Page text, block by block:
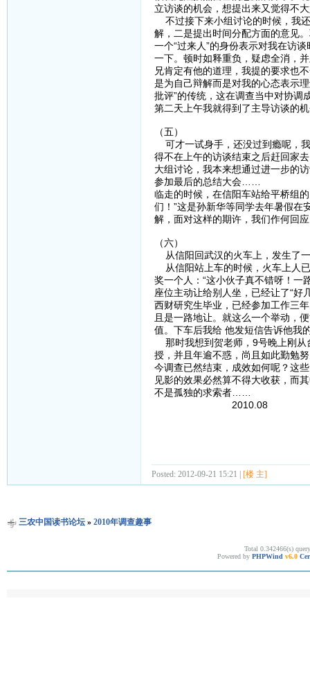
立访谈的机会，想提出来又觉得不
不过接下来小组讨论的时候，我
解，二是提出时间分配方面的意见
一个“过来人”的身份表示对我在访
一下。顿时如释重负，疑虑全消，
兄肯定有他的道理，我提的要求也
是为自己辩解而是对我的心态表示
批评”的传统，这在调查当中对协调
第二天上午我就得到了主导访谈的
（五）
可才一试身手，还没过到瘾呢，
得不在上午的访谈结束之后赶回家
大组讨论，我本来想通过进一步的
参加最后的总结大会……
临走的时候，在信阳车站给平桥组
们！”这是孙新华等同学去年暑假在
解，面对这样的期许，我们作何回
（六）
从信阳回武汉的火车上，发生了
从信阳站上车的时候，火车上人
奖一个人：“这小伙子真不错呀！
座位主动让给别人坐，已经让了“好
西财研究生毕业，已经参加工作三
且是一路地让。就这么一个举动，
值。下车后我给 他发短信告诉他
那时我想到贺老师，9号晚上刚从
授，并且年逾不惑，尚且如此勤勉
今调查已然结束，成效如何呢？这
见影的效果必然算不得大收获，而
不是孤独的求索者……
2010.08
Posted: 2012-09-21 15:21 | [楼 主]
三农中国读书论坛» 2010年调查趣事
Total 0.342466(s)
Powered by PHPWind v6.0